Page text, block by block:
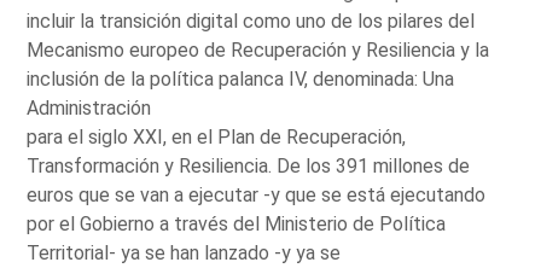
incluir la transición digital como uno de los pilares del
Mecanismo europeo de Recuperación y Resiliencia y la
inclusión de la política palanca IV, denominada: Una
Administración
para el siglo XXI, en el Plan de Recuperación,
Transformación y Resiliencia. De los 391 millones de
euros que se van a ejecutar -y que se está ejecutando
por el Gobierno a través del Ministerio de Política
Territorial- ya se han lanzado -y ya se